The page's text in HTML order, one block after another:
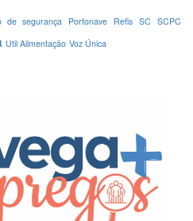
de segurança Portonave Refis SC SCPC
Util Alimentação Voz Única